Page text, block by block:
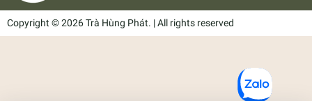
Copyright © 2026 Trà Hùng Phát. | All rights reserved